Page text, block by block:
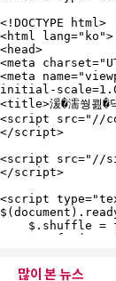
많이 본 뉴스